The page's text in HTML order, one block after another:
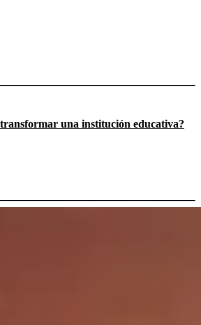
una institución educativa?